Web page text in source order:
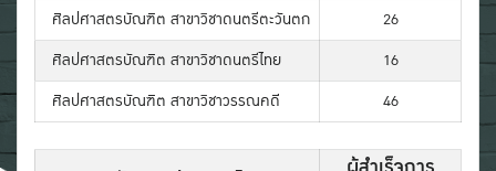
ศิลปศาสตรบัณฑิต สาขาวิชาดนตรีตะวันตก
26
ศิลปศาสตรบัณฑิต สาขาวิชาดนตรีไทย
16
ศิลปศาสตรบัณฑิต สาขาวิชาวรรณคดี
46